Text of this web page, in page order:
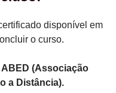
disponível em
o curso.
(Associação
a Distância).